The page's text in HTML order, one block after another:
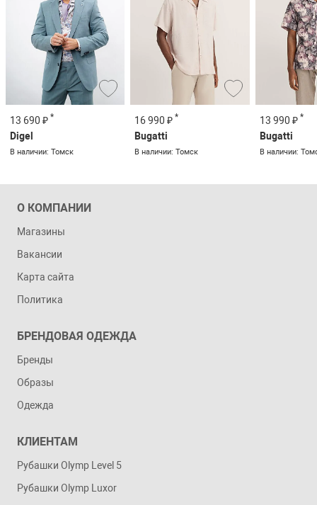
13 690 ₽ *
Digel
В наличии: Томск
16 990 ₽ *
Bugatti
В наличии: Томск
13 990 ₽ *
Bugatti
В наличии:
О КОМПАНИИ
Магазины
Вакансии
Карта сайта
Политика
БРЕНДОВАЯ ОДЕЖДА
Бренды
Образы
Одежда
КЛИЕНТАМ
Рубашки Olymp Level 5
Рубашки Olymp Luxor